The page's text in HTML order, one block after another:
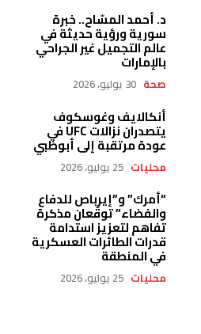
د. أحمد المسّاح.. خبرة
سورية ورؤية حديثة في
عالم التجميل غير الجراحي
بالإمارات
صحة 30 يوليو، 2026
أنكالايف وغوسكوف
يتصدران نزالات UFC في
عودة مرتقبة إلى أبوظبي
محليات 25 يوليو، 2026
“أمرك” و”إيرباص للدفاع
والفضاء” توقّعان مذكرة
تفاهم لتعزيز استدامة
قدرات الطائرات العسكرية
في المنطقة
محليات 25 يوليو، 2026